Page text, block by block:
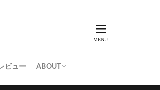
ビュー ABOUT